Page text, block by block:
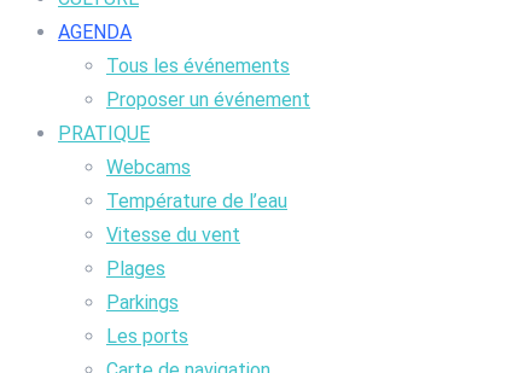
AGENDA
Tous les événements
Proposer un événement
PRATIQUE
Webcams
Température de l’eau
Vitesse du vent
Plages
Parkings
Les ports